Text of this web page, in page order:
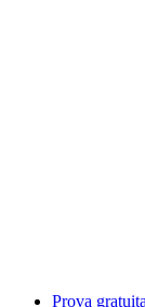
Prova gratuita